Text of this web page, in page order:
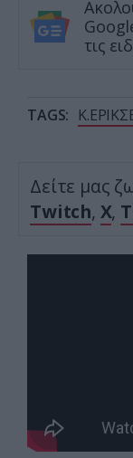
τις
TAGS:
Δείτε μας
Twitch, X,